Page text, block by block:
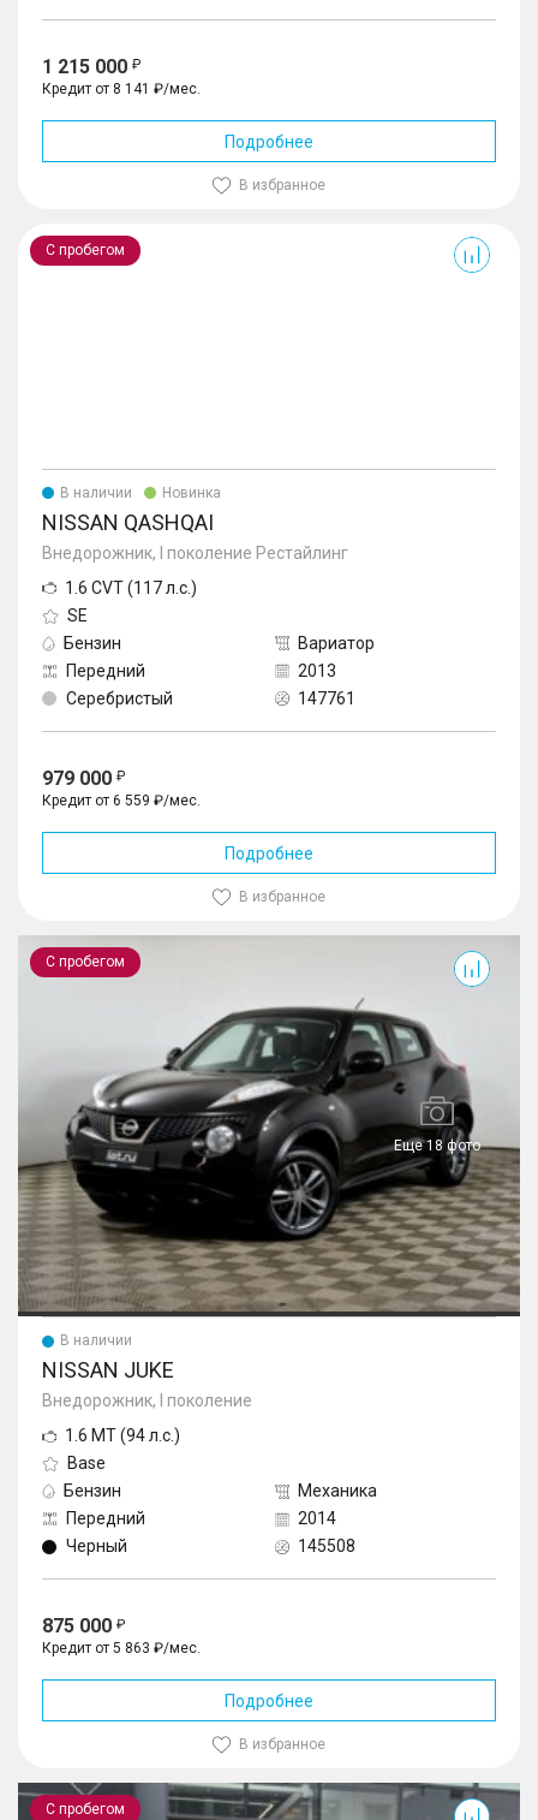
1 215 000
Кредит от 8 141 ₽/мес.
Подробнее
В избранное
С пробегом
Qashqai
В наличии Новинка
NISSAN QASHQAI
Внедорожник, I поколение Рестайлинг
1.6 CVT (117 л.с.)
SE
Бензин
Вариатор
Передний
2013
Серебристый
147761
979 000
Кредит от 6 559 ₽/мес.
Подробнее
В избранное
С пробегом
Еще 18 фото
Juke
В наличии
NISSAN JUKE
Внедорожник, I поколение
1.6 MT (94 л.с.)
Base
Бензин
Механика
Передний
2014
Черный
145508
875 000
Кредит от 5 863 ₽/мес.
Подробнее
В избранное
С пробегом
Micra